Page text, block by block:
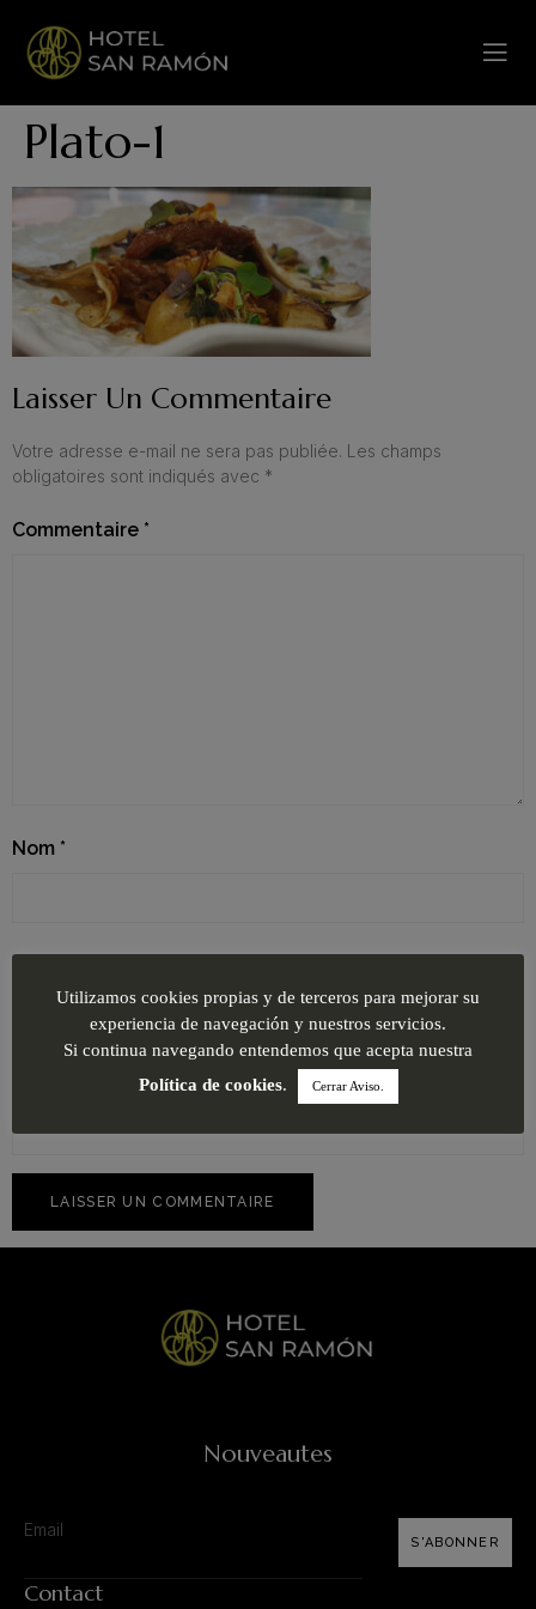
Plato-1
Laisser Un Commentaire
Votre adresse e-mail ne sera pas publiée. Les champs
obligatoires sont indiqués avec *
Commentaire *
Nom *
E-mail
Nouveautes
S'ABONNER
Contact
Utilizamos cookies propias y de terceros para mejorar su
experiencia de navegación y nuestros servicios.
Si continua navegando entendemos que acepta nuestra
Política de cookies. Cerrar Aviso.